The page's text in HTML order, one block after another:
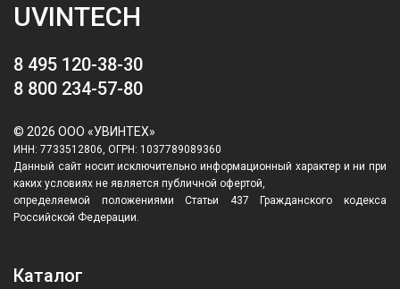
UVINTECH
8 495 120-38-30
8 800 234-57-80
© 2026 ООО «УВИНТЕХ»
ИНН: 7733512806, ОГРН: 1037789089360
Данный сайт носит исключительно информационный характер и ни при
каких условиях не является публичной офертой,
определяемой положениями Статьи 437 Гражданского кодекса
Российской Федерации.
Каталог